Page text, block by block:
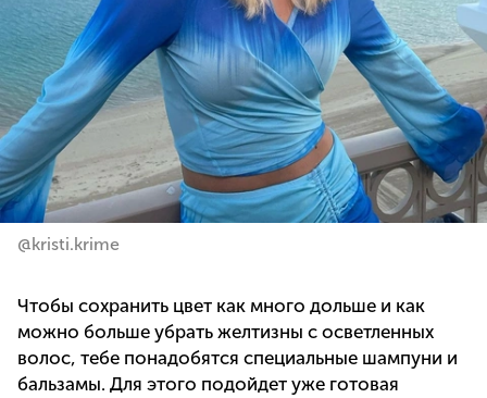
@kristi.krime
Чтобы сохранить цвет как много дольше и как
можно больше убрать желтизны с осветленных
волос, тебе понадобятся специальные шампуни и
бальзамы. Для этого подойдет уже готовая